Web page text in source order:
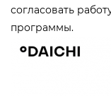
согласовать
программы.